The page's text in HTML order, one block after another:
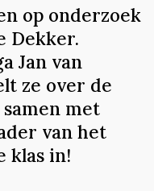
op onderzoek
Dekker.
Jan van
ze over de
met
van het
klas in!